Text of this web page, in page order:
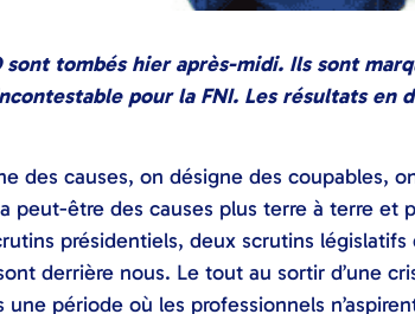
tombés hier après-midi. Ils sont
pour la FNI. Les résultats en
des causes, on désigne des coupables,
peut-être des causes plus terre à terre et
présidentiels, deux scrutins
derrière nous. Le tout au sortir d’une
période où les professionnels